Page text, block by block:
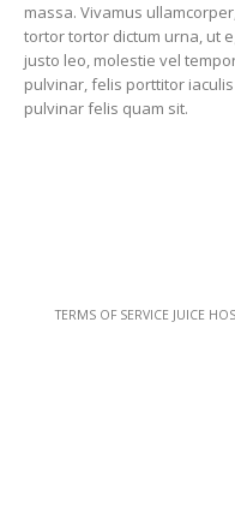
massa. Vivamus
tortor tortor dictum urna, ut
justo leo, molestie vel
pulvinar, felis porttitor
pulvinar felis quam sit.
TERMS OF SERVICE JUICE